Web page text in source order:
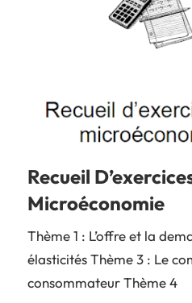
Recueil
Microéconomie
Thème 1 : L’offre et la
élasticités Thème 3 : Le
consommateur Thème 4